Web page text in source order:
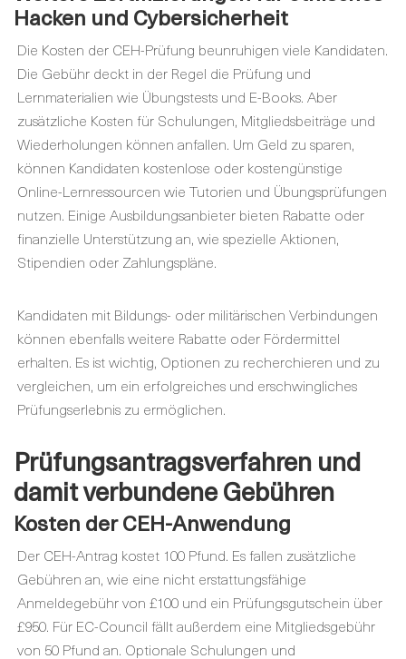
Hacken und Cybersicherheit
Die Kosten der CEH-Prüfung beunruhigen viele Kandidaten.
Die Gebühr deckt in der Regel die Prüfung und
Lernmaterialien wie Übungstests und E-Books. Aber
zusätzliche Kosten für Schulungen, Mitgliedsbeiträge und
Wiederholungen können anfallen. Um Geld zu sparen,
können Kandidaten kostenlose oder kostengünstige
Online-Lernressourcen wie Tutorien und Übungsprüfungen
nutzen. Einige Ausbildungsanbieter bieten Rabatte oder
finanzielle Unterstützung an, wie spezielle Aktionen,
Stipendien oder Zahlungspläne.
Kandidaten mit Bildungs- oder militärischen Verbindungen
können ebenfalls weitere Rabatte oder Fördermittel
erhalten. Es ist wichtig, Optionen zu recherchieren und zu
vergleichen, um ein erfolgreiches und erschwingliches
Prüfungserlebnis zu ermöglichen.
Prüfungsantragsverfahren und
damit verbundene Gebühren
Kosten der CEH-Anwendung
Der CEH-Antrag kostet 100 Pfund. Es fallen zusätzliche
Gebühren an, wie eine nicht erstattungsfähige
Anmeldegebühr von £100 und ein Prüfungsgutschein über
£950. Für EC-Council fällt außerdem eine Mitgliedsgebühr
von 50 Pfund an. Optionale Schulungen und